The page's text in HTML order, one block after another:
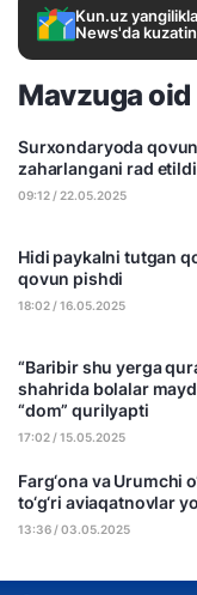
Kun.uz
News'da
Mavzuga oid
Surxondaryoda
zaharlangani rad etildi
09:12 / 22.05.2025
Hidi paykalni tutgan
qovun pishdi
18:02 / 16.05.2025
“Baribir shu yerga
shahrida bolalar
“dom” qurilyapti
17:02 / 15.05.2025
Farg‘ona va Urumchi
to‘g‘ri aviaqatnovlar
13:36 / 03.05.2025